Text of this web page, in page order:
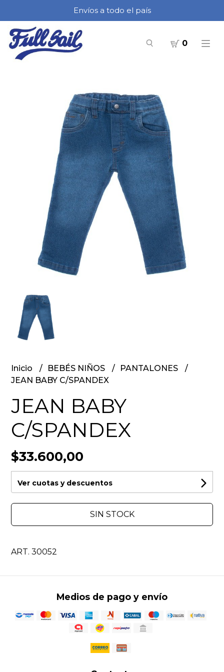
Envíos a todo el país
0
Inicio BEBÉS NIÑOS
PANTALONES
JEAN BABY C/SPANDEX
JEAN BABY
C/SPANDEX
$33.600,00
Ver cuotas y descuentos
SIN STOCK
ART. 30052
Medios de pago y envío